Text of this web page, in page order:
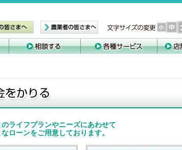
のライフプランやニーズにあわせて
ローンをご用意しております。